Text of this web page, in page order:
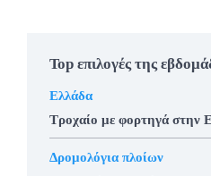
Top επιλογές της
Ελλάδα
Τροχαίο με φορτηγά στην
Δρομολόγια πλοίων